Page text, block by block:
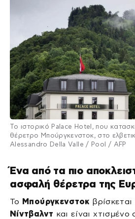
Το ιστορικό Palace Hotel, που
θέρετρο Μπούργκενστοκ, στο
Alessandro Della Valle / Pool / AFP
Ένα από τα πιο
ασφαλή θέρετρα της
Το Μπούργκενστοκ
Νίντβαλντ και είναι